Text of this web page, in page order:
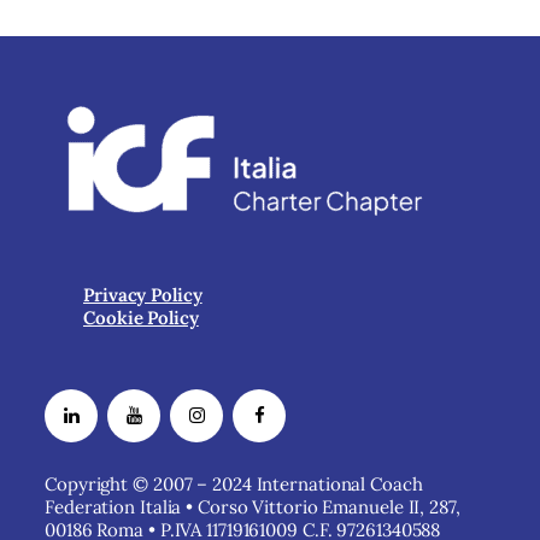
Privacy Policy
Cookie Policy
Copyright © 2007 – 2024 International Coach
Federation Italia • Corso Vittorio Emanuele II, 287,
00186 Roma • P.IVA 11719161009 C.F. 97261340588